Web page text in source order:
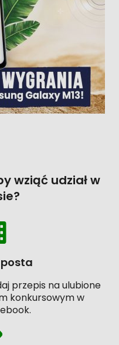
wziąć udział w
posta
przepis na ulubione
konkursowym w